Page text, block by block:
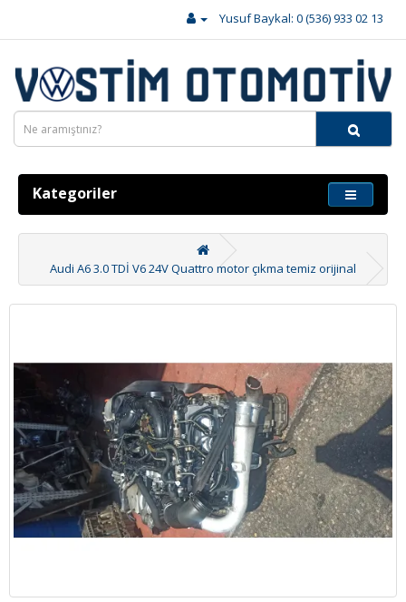
Yusuf Baykal: 0 (536) 933 02 13
Kategoriler
Audi A6 3.0 TDİ V6 24V Quattro motor çıkma temiz orijinal